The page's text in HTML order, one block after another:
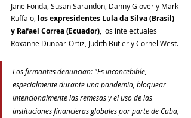
Jane Fonda, Susan Sarandon, Danny Glover y Mark
Ruffalo, los expresidentes Lula da Silva (Brasil)
y Rafael Correa (Ecuador) , los intelectuales
Roxanne Dunbar-Ortiz, Judith Butler y Cornel West.
Los firmantes denuncian: "Es inconcebible,
especialmente durante una pandemia, bloquear
intencionalmente las remesas y el uso de las
instituciones financieras globales por parte de Cuba,